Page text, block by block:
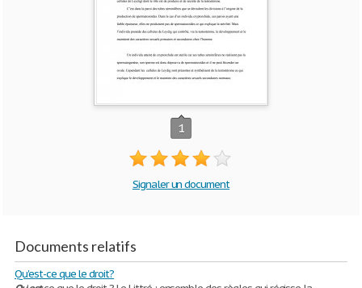
1
Signaler un document
Documents relatifs
Qu'est-ce que le droit?